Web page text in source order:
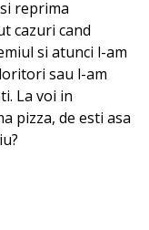
reprima
cazuri cand
si atunci l-am
sau l-am
La voi in
pizza, de esti asa